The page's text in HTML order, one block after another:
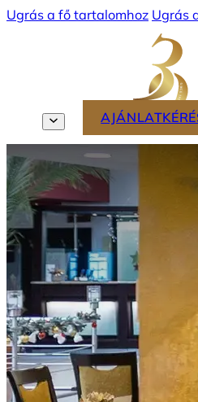
Ugrás a fő tartalomhoz Ugrás